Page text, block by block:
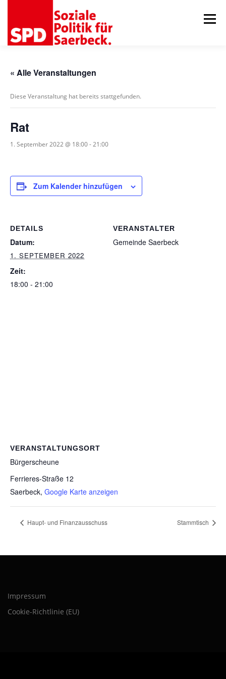
Menü
75 JAHRE RATSFRAKTION
« Alle Veranstaltungen
Diese Veranstaltung hat bereits stattgefunden.
Rat
1. September 2022 @ 18:00-21:00
Zum Kalender hinzufügen
DETAILS
Datum:
1. SEPTEMBER 2022
Zeit:
18:00 - 21:00
VERANSTALTER
Gemeinde Saerbeck
VERANSTALTUNGSORT
Bürgerscheune
Ferrieres-Straße 12
Saerbeck, Google Karte anzeigen
Haupt- und Finanzausschuss Stammtisch
Impressum
Cookie-Richtlinie (EU)